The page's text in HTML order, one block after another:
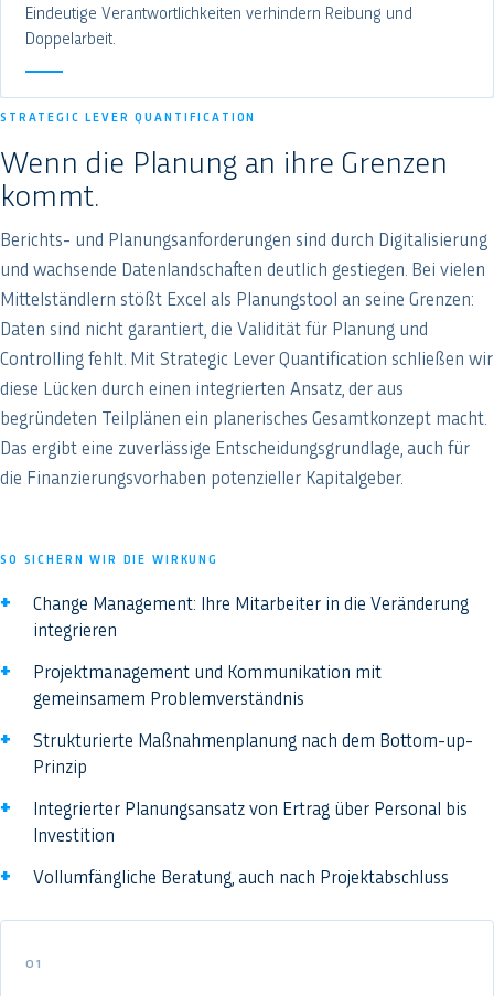
Eindeutige Verantwortlichkeiten verhindern Reibung und
Doppelarbeit.
STRATEGIC LEVER QUANTIFICATION
Wenn die Planung an ihre Grenzen
kommt.
Berichts- und Planungsanforderungen sind durch Digitalisierung
und wachsende Datenlandschaften deutlich gestiegen. Bei vielen
Mittelständlern stößt Excel als Planungstool an seine Grenzen:
Daten sind nicht garantiert, die Validität für Planung und
Controlling fehlt. Mit Strategic Lever Quantification schließen wir
diese Lücken durch einen integrierten Ansatz, der aus
begründeten Teilplänen ein planerisches Gesamtkonzept macht.
Das ergibt eine zuverlässige Entscheidungsgrundlage, auch für
die Finanzierungsvorhaben potenzieller Kapitalgeber.
SO SICHERN WIR DIE WIRKUNG
Change Management: Ihre Mitarbeiter in die Veränderung
integrieren
Projektmanagement und Kommunikation mit
gemeinsamem Problemverständnis
Strukturierte Maßnahmenplanung nach dem Bottom-up-
Prinzip
Integrierter Planungsansatz von Ertrag über Personal bis
Investition
Vollumfängliche Beratung, auch nach Projektabschluss
01